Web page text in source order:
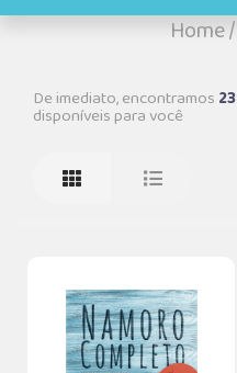
Home/
De imediato, encontramos 23
disponíveis para você